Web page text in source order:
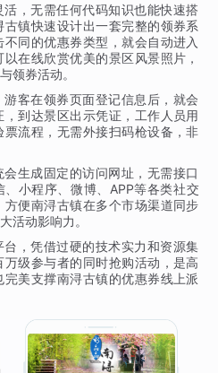
，无需任何代码知识也能快速搭
镇快速设计出一套完整的领券系
同的优惠券类型，就会自动进入
在线欣赏优美的景区风景照片，
领券活动。
客在领券页面登记信息后，就会
到达景区出示凭证，工作人员用
流程，无需外接扫码枪设备，非
生成固定的访问网址，无需接口
小程序、微博、APP等各类社交
便南浔古镇在多个市场渠道同步
活动影响力。
，凭借过硬的技术实力和资源集
级参与者的同时抢购活动，是高
美支撑南浔古镇的优惠券线上派